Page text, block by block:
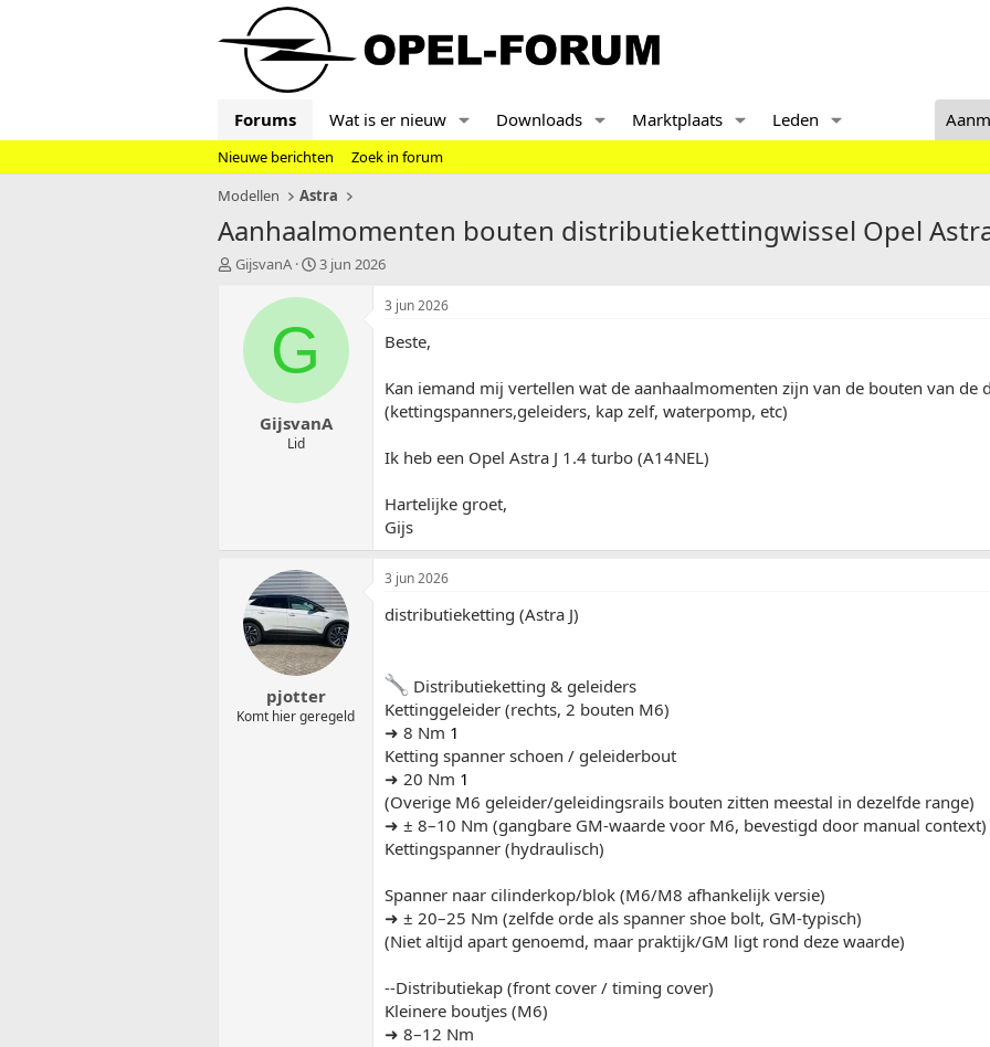
Forums Wat is er nieuw Downloads Marktplaats Leden
Nieuwe berichten
Zoek in forum
Modellen
Astra
Aanhaalmomenten bouten distributiekettingwissel Opel
T
GijsvanA
S
a
t
u
3 jun 2026
G
GijsvanA
Lid
3 jun 2026
Beste,
Kan iemand mij vertellen wat de aanhaalmomenten zijn van de bouten van de
(kettingspanners,geleiders, kap zelf, waterpomp, etc)
Ik heb een Opel Astra J 1.4 turbo (A14NEL)
Hartelijke groet,
Gijs
pjotter
Komt hier geregeld
3 jun 2026
distributieketting (Astra J)
Distributieketting & geleiders
Kettinggeleider (rechts, 2 bouten M6)
➜ 8 Nm 1
Ketting spanner schoen / geleiderbout
➜ 20 Nm 1
(Overige M6 geleider/geleidingsrails bouten zitten meestal in dezelfde range)
➜ ± 8–10 Nm (gangbare GM-waarde voor M6, bevestigd door manual context)
Kettingspanner (hydraulisch)
Spanner naar cilinderkop/blok (M6/M8 afhankelijk versie)
➜ ± 20–25 Nm (zelfde orde als spanner shoe bolt, GM-typisch)
(Niet altijd apart genoemd, maar praktijk/GM ligt rond deze waarde)
--Distributiekap (front cover / timing cover)
Kleinere boutjes (M6)
➜ 8–12 Nm